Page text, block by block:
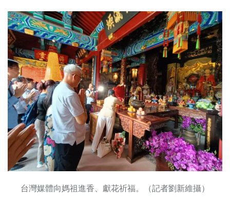
台灣媒體向媽祖進香、獻花祈福。（記者劉新維攝）